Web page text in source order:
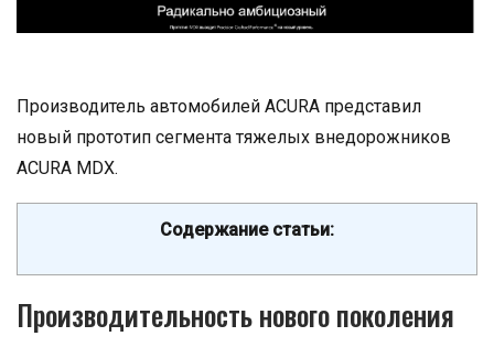
Производитель автомобилей ACURA представил
новый прототип сегмента тяжелых внедорожников
ACURA MDX.
Содержание статьи:
Производительность нового поколения